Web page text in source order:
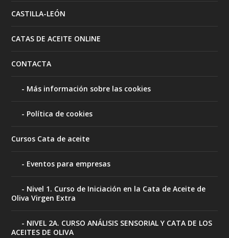
CASTILLA-LEÓN
CATAS DE ACEITE ONLINE
CONTACTA
Más información sobre las cookies
Política de cookies
Cursos Cata de aceite
Eventos para empresas
Nivel 1. Curso de Iniciación en la Cata de Aceite de
Oliva Virgen Extra
NIVEL 2A. CURSO ANÁLISIS SENSORIAL Y CATA DE LOS
ACEITES DE OLIVA